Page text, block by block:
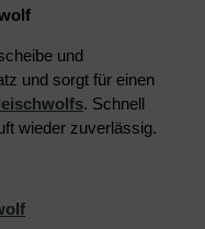
und
und sorgt für einen
. Schnell
wieder zuverlässig.